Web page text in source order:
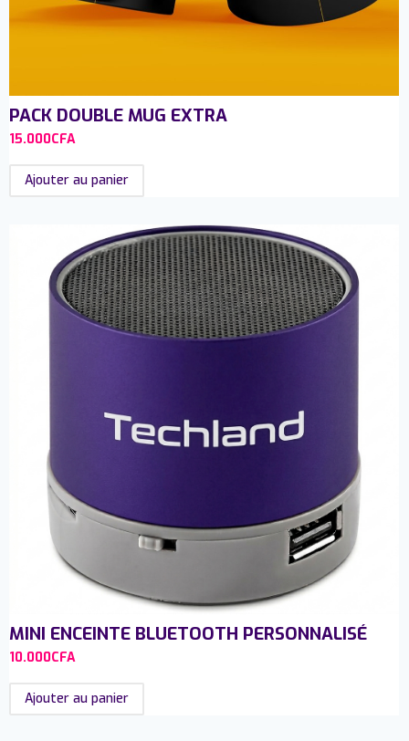
PACK DOUBLE MUG EXTRA
15.000CFA
Ajouter au panier
MINI ENCEINTE BLUETOOTH PERSONNALISÉ
10.000CFA
Ajouter au panier